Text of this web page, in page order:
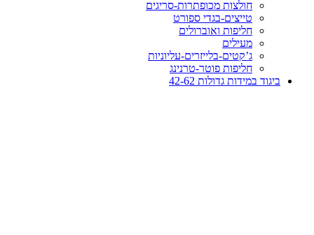
חולצות מכופתרות-סריגים
טייצים-בגדי ספורט
חליפות ואוברולים
מעילים
ג’קטים-בלייזרים-עליוניות
חליפות פוטר-טרנינג
ביגוד במידות גדולות 42-62